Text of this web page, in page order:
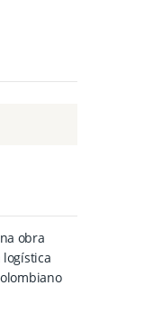
obra